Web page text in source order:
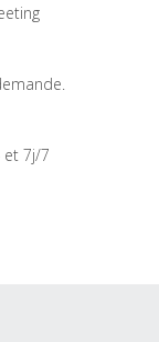
et 7j/7